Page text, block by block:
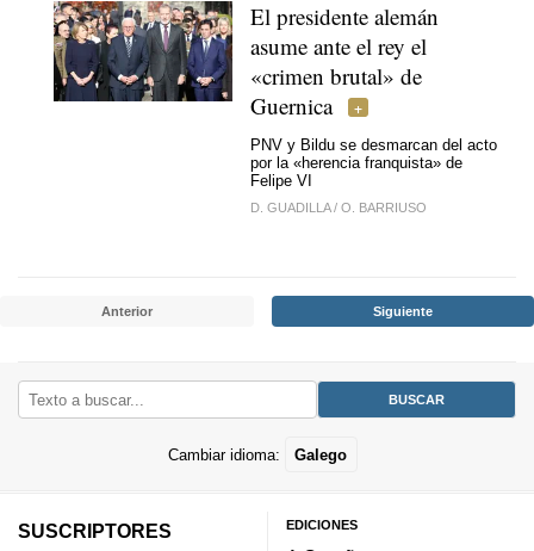
El presidente alemán
asume ante el rey el
«crimen brutal» de
Guernica
PNV y Bildu se desmarcan del acto
por la «herencia franquista» de
Felipe VI
D. GUADILLA/ O. BARRIUSO
Anterior Siguiente
Cambiar idioma: Galego
SUSCRIPTORES EDICIONES